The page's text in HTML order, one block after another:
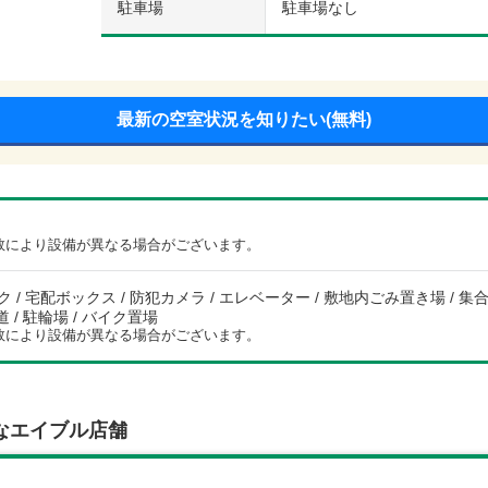
駐車場 駐車場なし
最新の空室状況を知りたい(無料)
より設備が異なる場合がございます。
/ 宅配ボックス / 防犯カメラ / エレベーター / 敷地内ごみ置き場 / 集
/ 駐輪場 / バイク置場
より設備が異なる場合がございます。
エイブル店舗